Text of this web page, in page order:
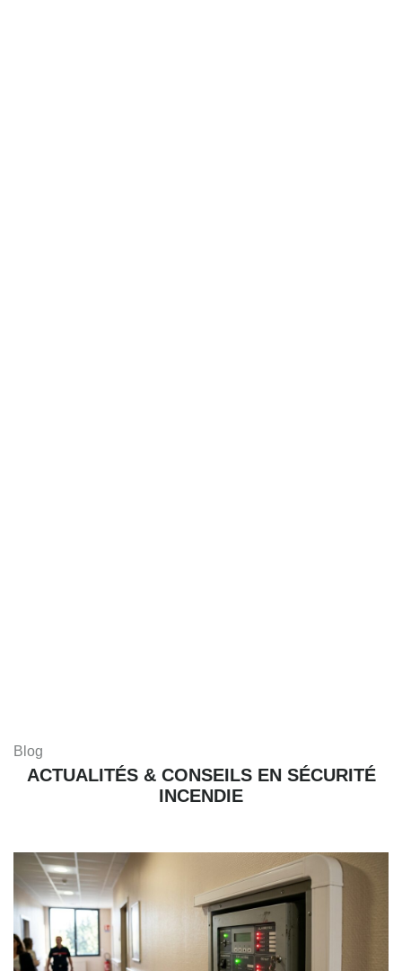
Blog
ACTUALITÉS & CONSEILS EN SÉCURITÉ
INCENDIE